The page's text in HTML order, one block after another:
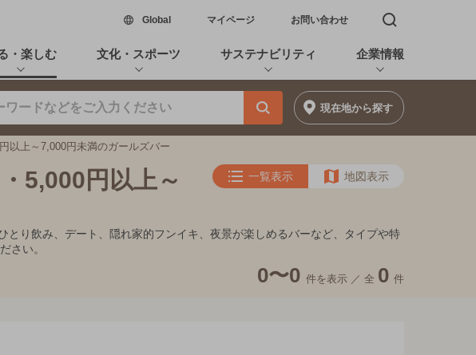
Global新しいウィンドウで開く
マイページ お問い合わせ 検索窓を開く
・楽しむ 文化・スポーツ サステナビリティ 企業情報
現在地から探す
以上～7,000円未満のガールズバー
5,000円以上～
一覧表示 地図表示
り飲み、デート、隠れ家的フンイキ、夜景が楽しめるバーなど、タイプや特
さい。
0〜0 件を表示 ／ 全 0 件